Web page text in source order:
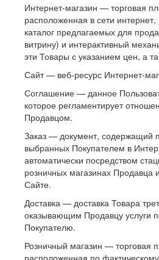
Интернет-магазин — торговая
расположенная в сети
каталог предлагаемых для
витрину) и интерактивный
эти Товары с указанием цен, а
Сайт — веб-ресурс Интернет-
Соглашение — данное
которое регламентирует
Продавцом.
Заказ — документ, содержащий
выбранных Покупателем в
автоматически посредством
розничных магазинах Продавца
Сайте.
Доставка — доставка Товара
оказывающим Продавцу услуги
Покупателю.
Розничный магазин — торговая
расположенная по